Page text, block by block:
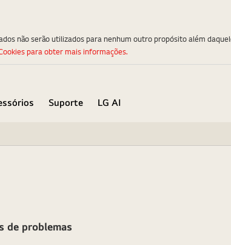
Suporte
LG AI
de problemas
não serão utilizados para nenhum outro propósito além
para obter mais informações.